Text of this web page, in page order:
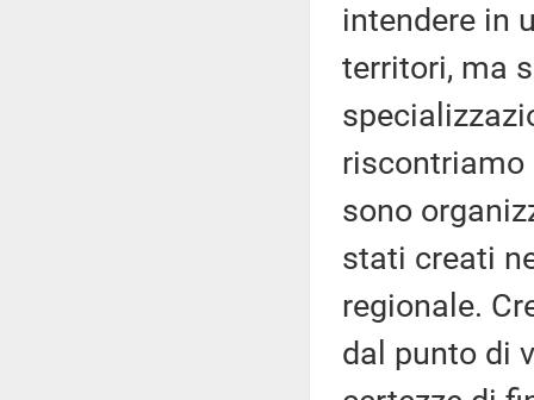
intendere in
territori, ma
riscontriamo
sono
stati creati
regionale.
dal punto di